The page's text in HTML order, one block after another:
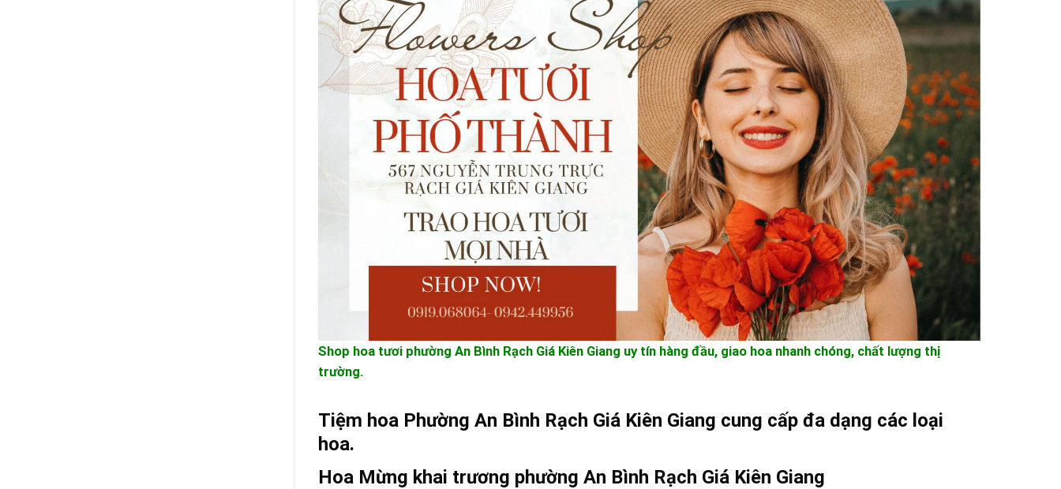
Shop hoa tươi phường An Bình Rạch Giá Kiên Giang uy tín hàng đầu, giao hoa nhanh chóng, chất lượng thị
trường.
Tiệm hoa Phường An Bình Rạch Giá Kiên Giang cung cấp đa dạng các loại
hoa.
Hoa Mừng khai trương phường An Bình Rạch Giá Kiên Giang